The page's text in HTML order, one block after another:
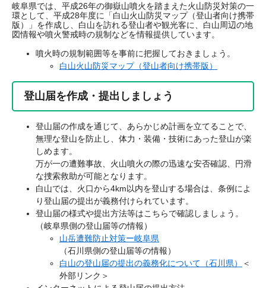
岐阜県では、平成26年の御嶽山噴火を踏まえた火山防災対策の一
環として、平成28年度に「白山火山防災マップ（登山者向け携帯
版）」を作成し、白山を訪れる登山者や観光客に、白山周辺の地
図情報や噴火警戒時の規制などを情報提供しています。
噴火時の規制範囲等を事前に把握しておきましょう。
白山火山防災マップ（登山者向け携帯版）
登山届を作成・提出しましょう
登山届の作成を通じて、あらかじめ計画を立てることで、
無理な登山を防止し、体力・装備・技術にあった登山が楽
しめます。
万が一の遭難事故、火山噴火の際の迅速な安否確認、円滑
な捜索救助が可能となります。
白山では、火口から4km以内を登山する場合は、条例によ
り登山届の提出が義務付けられています。
登山届の様式や提出方法等はこちらで確認しましょう。
（岐阜県側の登山届等の情報）
山岳遭難防止対策ー岐阜県
（石川県側の登山届等の情報）
白山の登山届の提出の義務化について（石川県）
＜
外部リンク＞